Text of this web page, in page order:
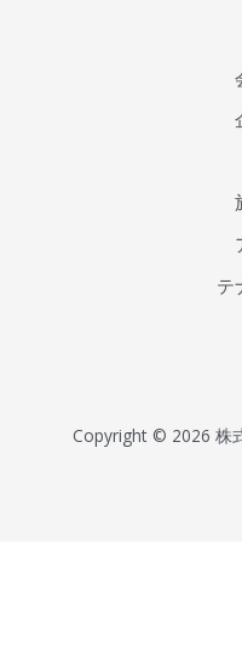
テ
Copyright © 2026 株